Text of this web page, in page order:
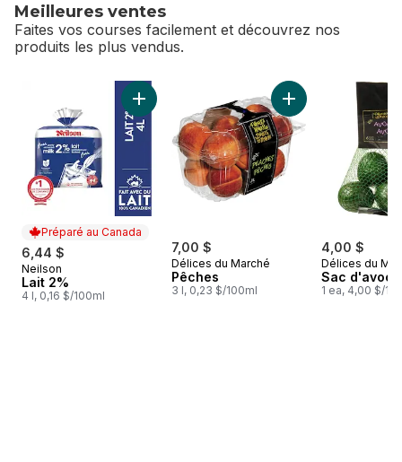
Meilleures ventes
Faites vos courses facilement et découvrez nos
produits les plus vendus.
sauter Meilleures ventes
Préparé au Canada
6,44 $
Préparé au Canada
Neilson
Lait 2%
4 l, 0,16 $/100ml
Ajouter Lait 2% au panier
7,00 $
Délices du Marché
Pêches
3 l, 0,23 $/100ml
Ajouter Pêches au
4,00 $
Délices du
Sac
1 ea, 4,00 $/1ch